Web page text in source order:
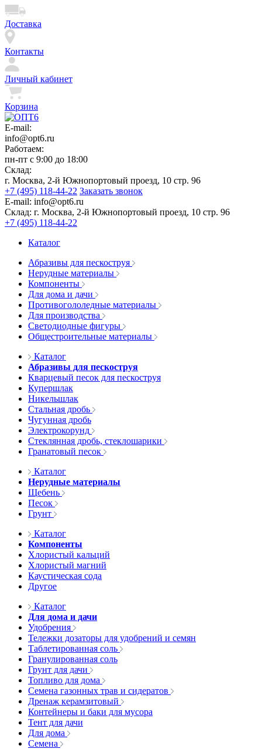
Доставка
Контакты
Личный кабинет
Корзина
E-mail:
info@opt6.ru
Работаем:
пн-пт с 9:00 до 18:00
Склад:
г. Москва, 2-й Южнопортовый проезд, 10 стр. 96
+7 (495) 118-44-22 Заказать звонок
E-mail: info@opt6.ru
Склад: г. Москва, 2-й Южнопортовый проезд, 10 стр. 96
+7 (495) 118-44-22
Каталог
Абразивы для пескоструя
Нерудные материалы
Компоненты
Для дома и дачи
Противогололедные материалы
Для производства
Светодиодные фигуры
Общестроительные материалы
Каталог
Абразивы для пескоструя
Кварцевый песок для пескоструя
Купершлак
Никельшлак
Стальная дробь
Чугунная дробь
Электрокорунд
Стеклянная дробь, стеклошарики
Гранатовый песок
Каталог
Нерудные материалы
Щебень
Песок
Грунт
Каталог
Компоненты
Хлористый кальций
Хлористый магний
Каустическая сода
Другое
Каталог
Для дома и дачи
Удобрения
Тележки дозаторы для удобрений и семян
Таблетированная соль
Гранулированная соль
Грунт для дачи
Топливо для дома
Семена газонных трав и сидератов
Дренаж керамзитовый
Контейнеры и баки для мусора
Тент для дачи
Для дома
Семена